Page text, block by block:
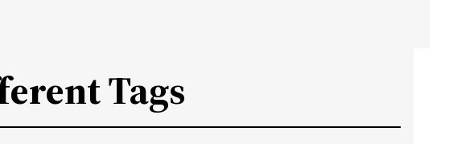
Tags